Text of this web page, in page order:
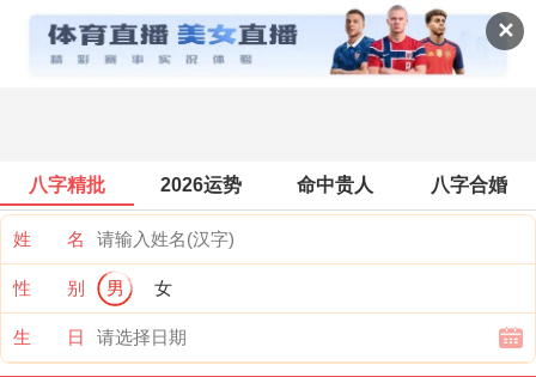
✕
世界天气
八字精批 2026运势 命中贵人 八字合婚
姓 名
性 别 男 女
生 日